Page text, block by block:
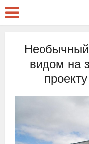
Необычный
видом на